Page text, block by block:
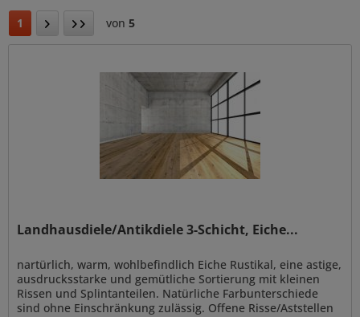
1 von 5
Landhausdiele/Antikdiele 3-Schicht, Eiche...
nartürlich, warm, wohlbefindlich Eiche Rustikal, eine astige,
ausdrucksstarke und gemütliche Sortierung mit kleinen
Rissen und Splintanteilen. Natürliche Farbunterschiede
sind ohne Einschränkung zulässig. Offene Risse/Aststellen